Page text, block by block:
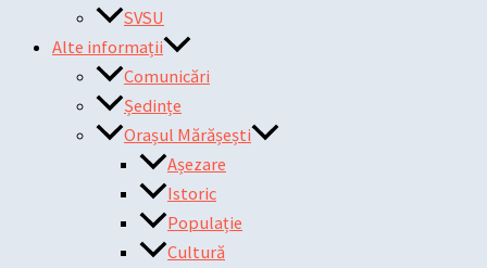
SVSU
Alte informații
Comunicări
Ședințe
Orașul Mărășești
Așezare
Istoric
Populație
Cultură